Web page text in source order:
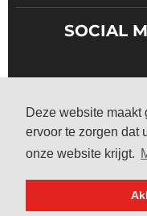
Deze website maakt
ervoor te zorgen dat
onze website krijgt.
SOCIAL
ONS